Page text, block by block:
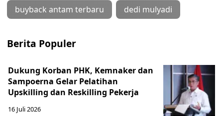
buyback antam terbaru dedi mulyadi
Berita Populer
Dukung Korban PHK, Kemnaker dan
Sampoerna Gelar Pelatihan
Upskilling dan Reskilling Pekerja
16 Juli 2026